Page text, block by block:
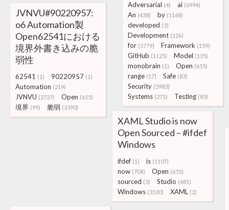
Adversarial (4) ai (6994)
An (438) by (1168)
developed (5)
Development (126)
for (5779) Framework (159)
GitHub (1125) Model (135)
monobrain (1) Open (655)
range (17) Safe (83)
Security (5983)
Systems (271) Testing (83)
JVNVU#90220957:
o6 Automation製
Open62541における
境界外書き込みの脆
弱性
62541 (1) 90220957 (1)
Automation (219)
JVNVU (2727) Open (655)
境界 (99) 脆弱 (3390)
XAML Studio is now
Open Sourced – #ifdef
Windows
ifdef (1) is (1107)
now (704) Open (655)
sourced (3) Studio (481)
Windows (3530) XAML (2)